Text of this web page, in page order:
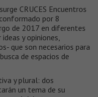
CRUCES Encuentros
por 8
de 2017 en diferentes
y opiniones,
que son necesarios para
de espacios de
y plural: dos
un tema de su